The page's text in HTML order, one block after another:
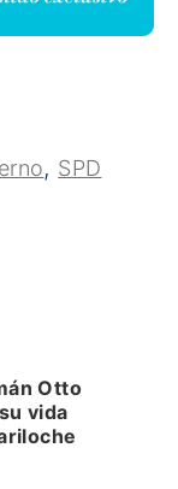
, SPD
Otto
vida